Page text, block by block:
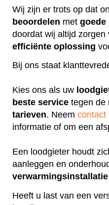
Wij zijn er trots op dat
beoordelen met goede
doordat wij altijd zorgen
efficiënte oplossing
Bij ons staat
Kies ons als uw
beste service tegen de
tarieven. Neem contact
informatie of om een
Een loodgieter houdt
aanleggen en
verwarmingsinstallatie
Heeft u last van een